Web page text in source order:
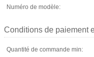
Numéro de modèle:
Conditions de paiement
Quantité de commande min: